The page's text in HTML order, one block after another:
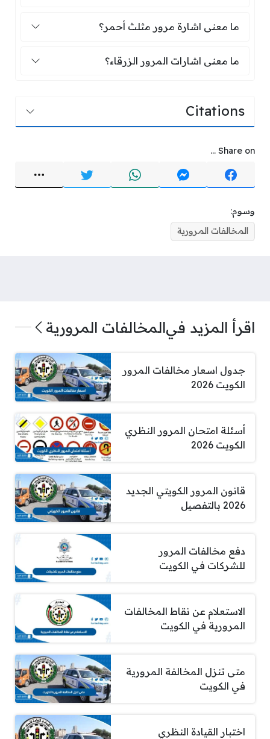
ما معنى اشارة مرور مثلث أحمر؟
ما معنى اشارة مرور مثلث أحمر؟
ما معنى اشارات المرور الزرقاء؟
ما معنى اشارات المرور الزرقاء؟
Citations
Share on ...
وسوم:
المخالفات المرورية
اقرأ المزيد فيالمخالفات المرورية
جدول اسعار مخالفات المرور
الكويت 2026
أسئلة امتحان المرور النظري
الكويت 2026
قانون المرور الكويتي الجديد
2026 بالتفصيل
دفع مخالفات المرور
للشركات في الكويت
الاستعلام عن نقاط المخالفات
المرورية في الكويت
متى تنزل المخالفة المرورية
في الكويت
اختبار القيادة النظري